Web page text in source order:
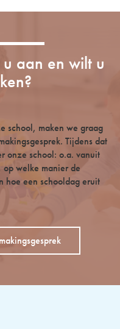
aan en wilt u
school, maken we graag
Tijdens dat
onze school: o.a. vanuit
welke manier de
hoe een schooldag eruit